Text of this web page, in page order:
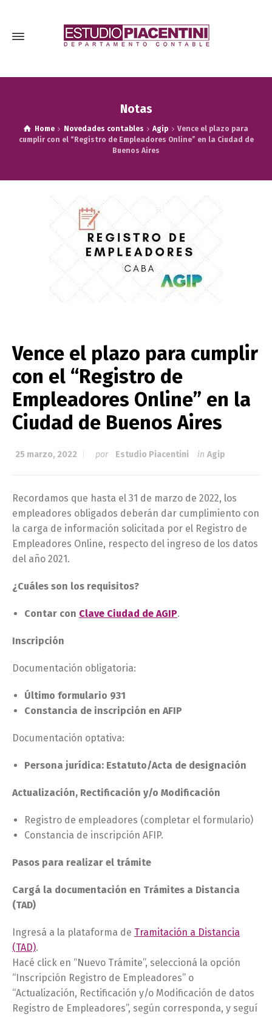
Notas
Home Novedades contables Agip
Vence el plazo para
cumplir con el “Registro de Empleadores Online” en la Ciudad de
Buenos Aires
Vence el plazo para cumplir
con el “Registro de
Empleadores Online” en la
Ciudad de Buenos Aires
25 marzo, 2022 por Estudio Piacentini in Agip
Recordamos que hasta el 31 de marzo de 2022, los
empleadores obligados deberán dar cumplimiento con
la carga de información solicitada por el Registro de
Empleadores Online, respecto del ingreso de los datos
del año 2021.
¿Cuáles son los requisitos?
Contar con Clave Ciudad de AGIP.
Inscripción
Documentación obligatoria:
Último formulario 931
Constancia de inscripción en AFIP
Documentación optativa:
Persona jurídica: Estatuto/Acta de designación
Actualización, Rectificación y/o Modificación
Registro de empleadores (completar el formulario)
Constancia de inscripción AFIP.
Pasos para realizar el trámite
Cargá la documentación en Trámites a Distancia
(TAD)
Ingresá a la plataforma de Tramitación a Distancia
(TAD).
Hacé click en “Nuevo Trámite”, seleccioná la opción
“Inscripción Registro de Empleadores” o
“Actualización, Rectificación y/o Modificación de datos
Registro de Empleadores”, según corresponda, y seguí